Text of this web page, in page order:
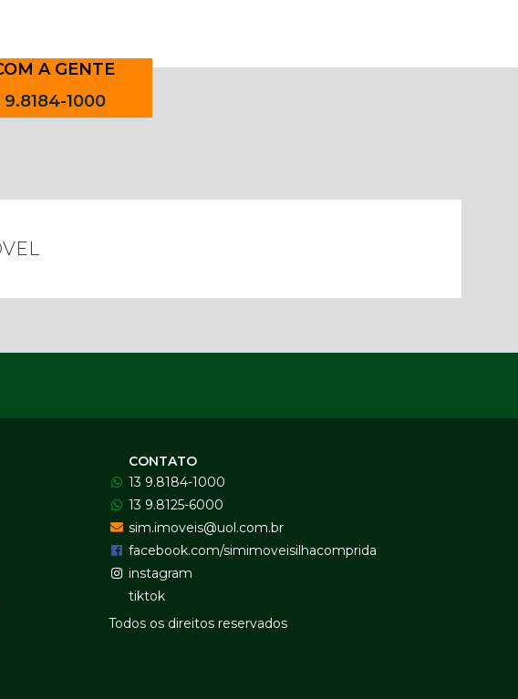
A GENTE
9.8184-1000
CONTATO
13 9.8184-1000
13 9.8125-6000
sim.imoveis@uol.com.br
facebook.com/simimoveisilhacomprida
instagram
tiktok
Todos os direitos reservados